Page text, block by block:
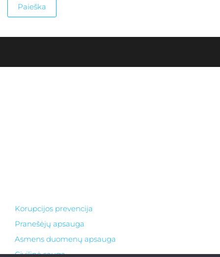
Paieška
Korupcijos prevencija
Pranešėjų apsauga
Asmens duomenų apsauga
Civilinė sauga